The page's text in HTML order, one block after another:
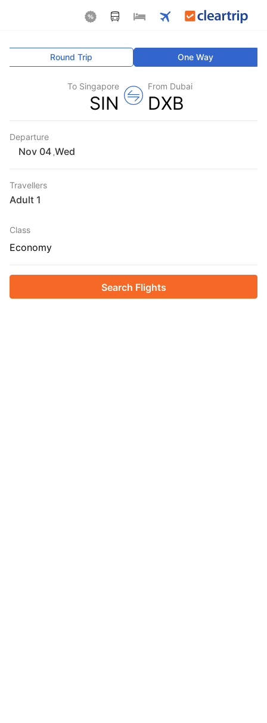
One Way
Round Trip
From Dubai
DXB
To Singapore
SIN
Departure
Wed
Travellers
1 Adult
Class
Economy